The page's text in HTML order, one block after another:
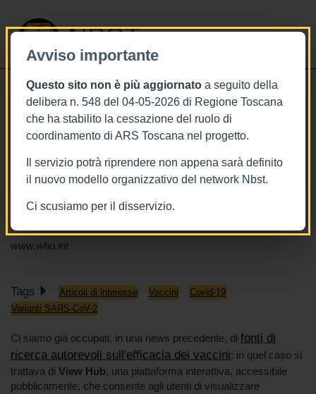
Avviso importante
Questo sito non è più aggiornato a seguito della
delibera n. 548 del 04-05-2026 di Regione Toscana
che ha stabilito la cessazione del ruolo di
coordinamento di ARS Toscana nel progetto.
Il servizio potrà riprendere non appena sarà definito
il nuovo modello organizzativo del network Nbst.
Ci scusiamo per il disservizio.
NBST
30/3/2022
Efficacia della vaccinazione anti
COVID-19, una panoramica di studi
osservazionali nel report tecnico
OMS
www.who.int
Tags Articoli di interesse Vaccini
Covid-19
Varianti SARS-CoV-2
Ci siamo già occupati, in una news precedente, di fonti di
ricerca autorevoli sull'efficacia dei vaccini: in quel caso si
trattava di View Hub, una piattaforma interattiva, accessibile
pubblicamente, che consente agli utenti di visualizzare